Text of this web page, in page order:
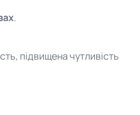
.
підвищена чутливість